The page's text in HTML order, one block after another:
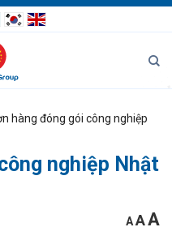
hàng đóng gói công nghiệp
nghiệp Nhật
Afont
size.
AA